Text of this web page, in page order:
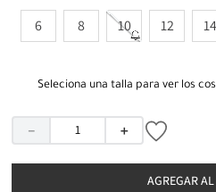
6 8 10 12 14
Seleciona una talla para ver los
＋
－
AGREGAR